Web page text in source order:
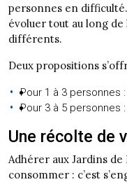
personnes en
évoluer tout au long de
différents.
Deux propositions
Pour 1 à 3 personnes
Pour 3 à 5 personnes
Une récolte de
Adhérer aux Jardins de
consommer : c’est